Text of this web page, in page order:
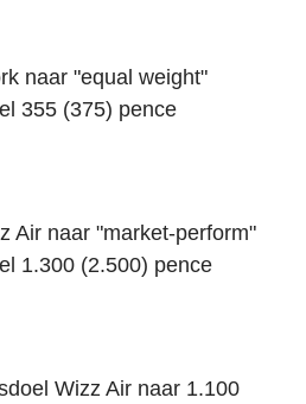
naar "equal weight"
355 (375) pence
Air naar "market-perform"
1.300 (2.500) pence
Wizz Air naar 1.100